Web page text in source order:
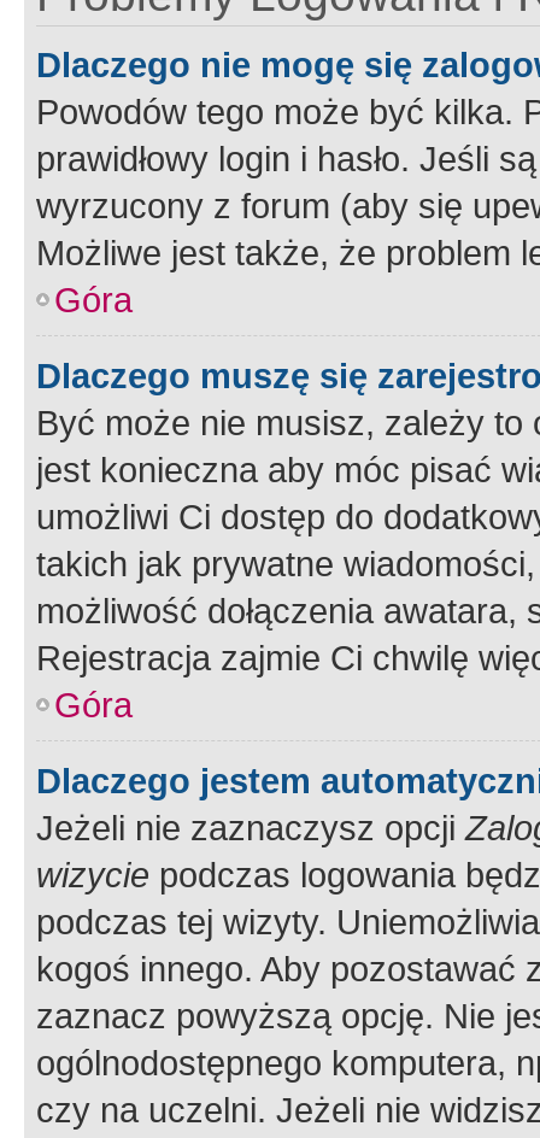
Dlaczego nie mogę się
Powodów tego może być kilka.
prawidłowy login i hasło. Jeśli
wyrzucony z forum (aby się
Możliwe jest także, że problem
Góra
Dlaczego muszę się
Być może nie musisz, zależy
jest konieczna aby móc pisać
umożliwi Ci dostęp do
takich jak prywatne
możliwość dołączenia
Rejestracja zajmie Ci chwilę
Góra
Dlaczego jestem
Jeżeli nie zaznaczysz opcji
wizycie podczas logowania
podczas tej wizyty.
kogoś innego. Aby pozostawać
zaznacz powyższą opcję. Nie
ogólnodostępnego komputera,
czy na uczelni. Jeżeli nie